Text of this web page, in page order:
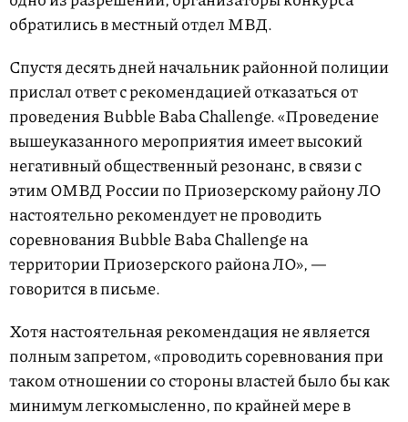
обратились в местный отдел МВД.
Спустя десять дней начальник районной полиции
прислал ответ с рекомендацией отказаться от
проведения Bubble Baba Challenge. «Проведение
вышеуказанного мероприятия имеет высокий
негативный общественный резонанс, в связи с
этим ОМВД России по Приозерскому району ЛО
настоятельно рекомендует не проводить
соревнования Bubble Baba Challenge на
территории Приозерского района ЛО», —
говорится в письме.
Хотя настоятельная рекомендация не является
полным запретом, «проводить соревнования при
таком отношении со стороны властей было бы как
минимум легкомысленно, по крайней мере в